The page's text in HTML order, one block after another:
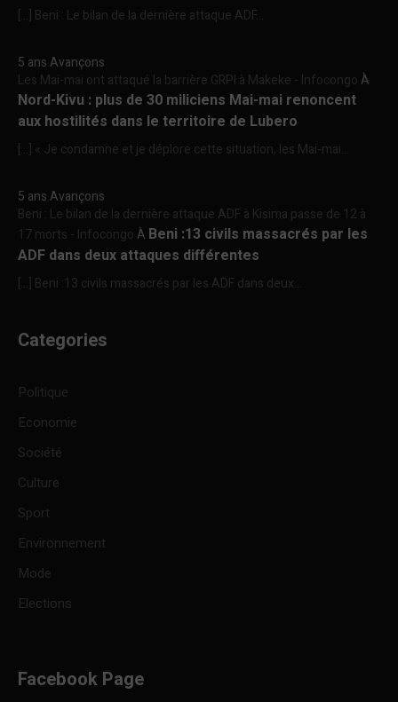
[…] Beni : Le bilan de la dernière attaque ADF...
5 ans Avançons
Les Mai-mai ont attaqué la barrière GRPI à Makeke - InfocongoÀ
Nord-Kivu : plus de 30 miliciens Mai-mai renoncent
aux hostilités dans le territoire de Lubero
[…] « Je condamne et je déplore cette situation, les Mai-mai...
5 ans Avançons
Beni : Le bilan de la dernière attaque ADF à Kisima passe de 12 à
17 morts - InfocongoÀ Beni :13 civils massacrés par les
ADF dans deux attaques différentes
[…] Beni :13 civils massacrés par les ADF dans deux...
Categories
Politique
Economie
Société
Culture
Sport
Environnement
Mode
Elections
Facebook Page